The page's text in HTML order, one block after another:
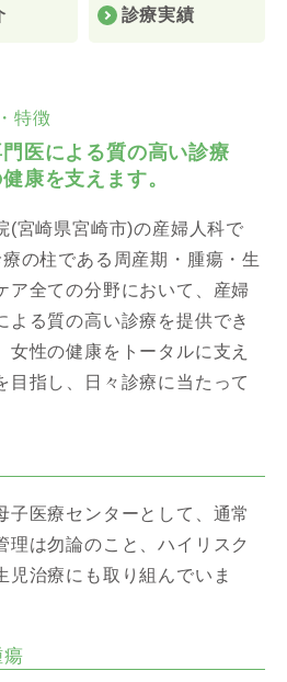
診療実績
特徴
医による質の高い診療
康を支えます。
(宮崎県宮崎市)の産婦人科で
の柱である周産期・腫瘍・生
ア全ての分野において、産婦
よる質の高い診療を提供でき
女性の健康をトータルに支え
目指し、日々診療に当たって
子医療センターとして、通常
理は勿論のこと、ハイリスク
児治療にも取り組んでいま